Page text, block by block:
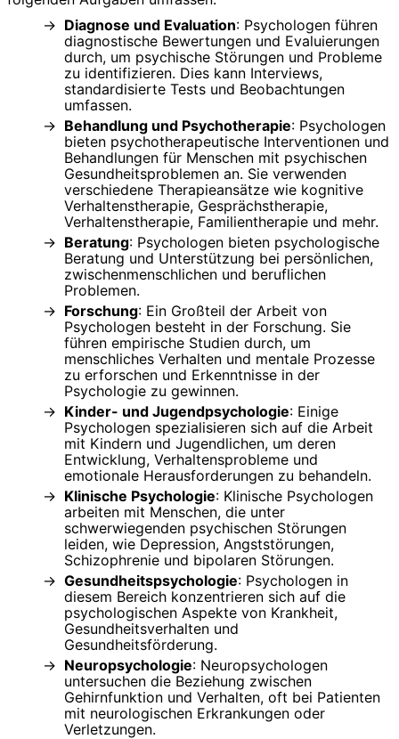
Diagnose und Evaluation: Psychologen führen
diagnostische Bewertungen und Evaluierungen
durch, um psychische Störungen und Probleme
zu identifizieren. Dies kann Interviews,
standardisierte Tests und Beobachtungen
umfassen.
Behandlung und Psychotherapie: Psychologen
bieten psychotherapeutische Interventionen und
Behandlungen für Menschen mit psychischen
Gesundheitsproblemen an. Sie verwenden
verschiedene Therapieansätze wie kognitive
Verhaltenstherapie, Gesprächstherapie,
Verhaltenstherapie, Familientherapie und mehr.
Beratung: Psychologen bieten psychologische
Beratung und Unterstützung bei persönlichen,
zwischenmenschlichen und beruflichen
Problemen.
Forschung: Ein Großteil der Arbeit von
Psychologen besteht in der Forschung. Sie
führen empirische Studien durch, um
menschliches Verhalten und mentale Prozesse
zu erforschen und Erkenntnisse in der
Psychologie zu gewinnen.
Kinder- und Jugendpsychologie: Einige
Psychologen spezialisieren sich auf die Arbeit
mit Kindern und Jugendlichen, um deren
Entwicklung, Verhaltensprobleme und
emotionale Herausforderungen zu behandeln.
Klinische Psychologie: Klinische Psychologen
arbeiten mit Menschen, die unter
schwerwiegenden psychischen Störungen
leiden, wie Depression, Angststörungen,
Schizophrenie und bipolaren Störungen.
Gesundheitspsychologie: Psychologen in
diesem Bereich konzentrieren sich auf die
psychologischen Aspekte von Krankheit,
Gesundheitsverhalten und
Gesundheitsförderung.
Neuropsychologie: Neuropsychologen
untersuchen die Beziehung zwischen
Gehirnfunktion und Verhalten, oft bei Patienten
mit neurologischen Erkrankungen oder
Verletzungen.